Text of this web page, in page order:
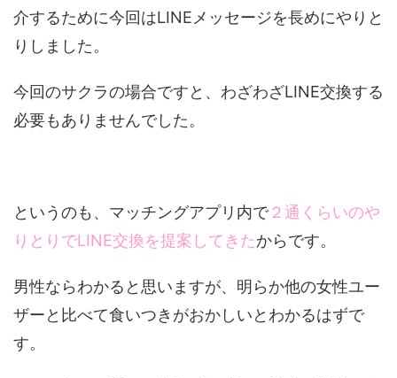
介するために今回はLINEメッセージを長めにやりと
りしました。
今回のサクラの場合ですと、わざわざLINE交換する
必要もありませんでした。
というのも、マッチングアプリ内で２通くらいのや
りとりでLINE交換を提案してきたからです。
男性ならわかると思いますが、明らか他の女性ユー
ザーと比べて食いつきがおかしいとわかるはずで
す。